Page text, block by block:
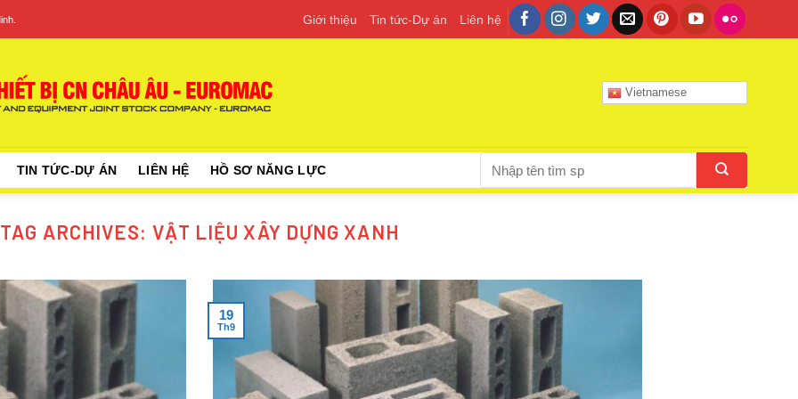
Giới thiệu Tin tức-Dự án Liên hệ
Vietnamese
TIN TỨC-DỰ ÁN LIÊN HỆ HỒ SƠ NĂNG LỰC
kiếm:
TAG ARCHIVES: VẬT LIỆU XÂY DỰNG XANH
19
Th9